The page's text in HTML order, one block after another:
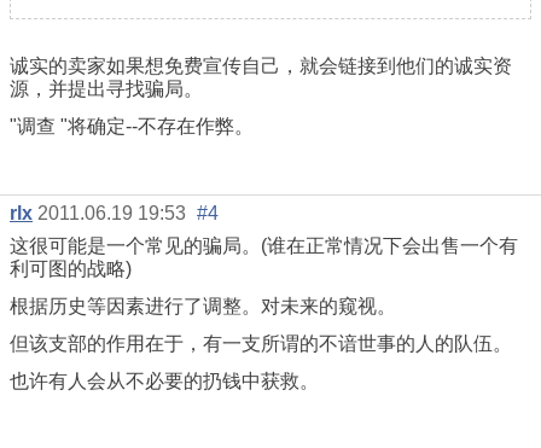
诚实的卖家如果想免费宣传自己，就会链接到他们的诚实资
源，并提出寻找骗局。
"调查 "将确定--不存在作弊。
rlx 2011.06.19 19:53 #4
这很可能是一个常见的骗局。(谁在正常情况下会出售一个有
利可图的战略)
根据历史等因素进行了调整。对未来的窥视。
但该支部的作用在于，有一支所谓的不谙世事的人的队伍。
也许有人会从不必要的扔钱中获救。